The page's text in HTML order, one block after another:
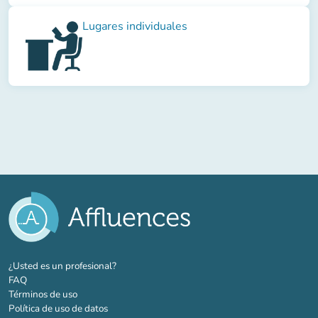
Lugares individuales
¿Usted es un profesional?(nueva pestaña)
FAQ
Términos de uso
Política de uso de datos